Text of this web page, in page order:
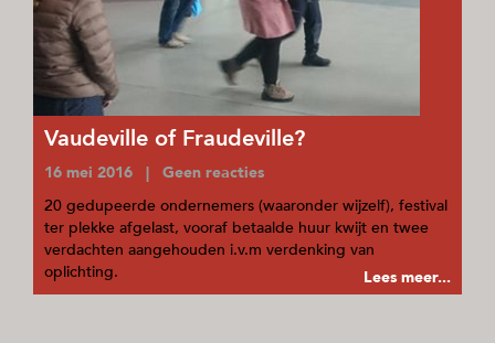
Vaudeville of Fraudeville?
16 mei 2016 | Geen reacties
20 gedupeerde ondernemers (waaronder wijzelf), festival
ter plekke afgelast, vooraf betaalde huur kwijt en twee
verdachten aangehouden i.v.m verdenking van
oplichting.
Lees meer...